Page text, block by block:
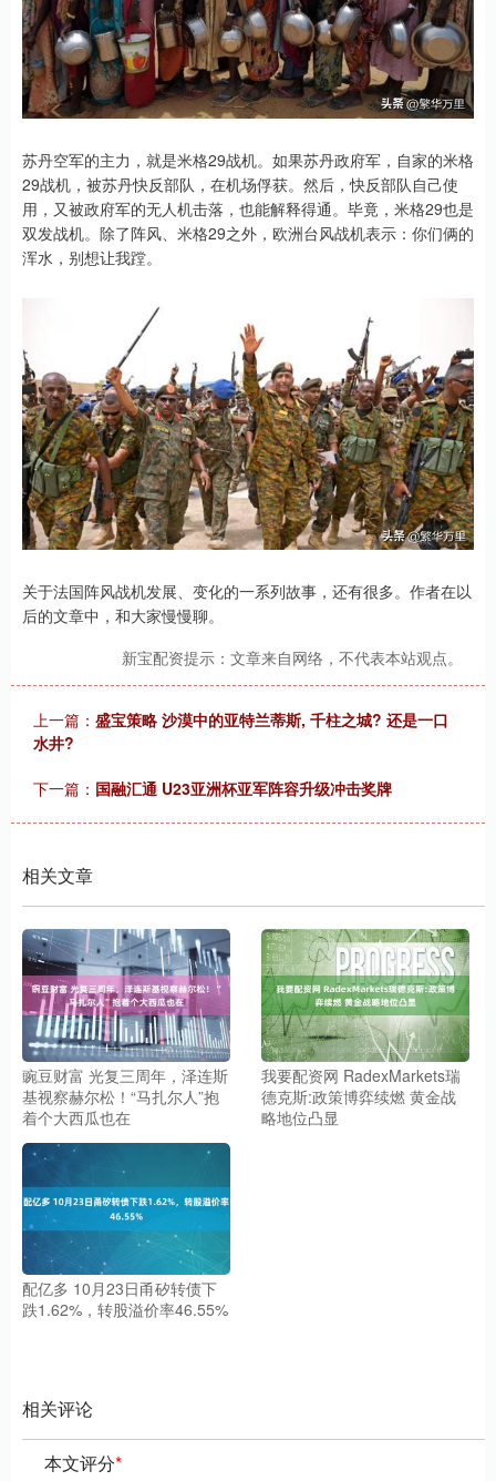
苏丹空军的主力，就是米格29战机。如果苏丹政府军，自家的米格
29战机，被苏丹快反部队，在机场俘获。然后，快反部队自己使
用，又被政府军的无人机击落，也能解释得通。毕竟，米格29也是
双发战机。除了阵风、米格29之外，欧洲台风战机表示：你们俩的
浑水，别想让我蹚。
关于法国阵风战机发展、变化的一系列故事，还有很多。作者在以
后的文章中，和大家慢慢聊。
新宝配资提示：文章来自网络，不代表本站观点。
上一篇： 盛宝策略 沙漠中的亚特兰蒂斯, 千柱之城? 还是一口
水井?
下一篇： 国融汇通 U23亚洲杯亚军阵容升级冲击奖牌
相关文章
豌豆财富 光复三周年，泽连斯
基视察赫尔松！“马扎尔人”抱
着个大西瓜也在
我要配资网 RadexMarkets瑞
德克斯:政策博弈续燃 黄金战
略地位凸显
配亿多 10月23日甬矽转债下
跌1.62%，转股溢价率46.55%
相关评论
本文评分*